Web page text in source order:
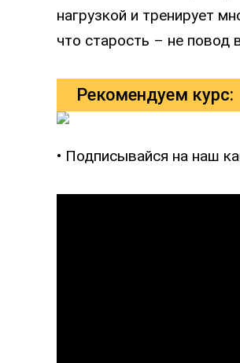
нагрузкой и тренирует
что старость – не повод
Рекомендуем курс:
• Подписывайся на наш